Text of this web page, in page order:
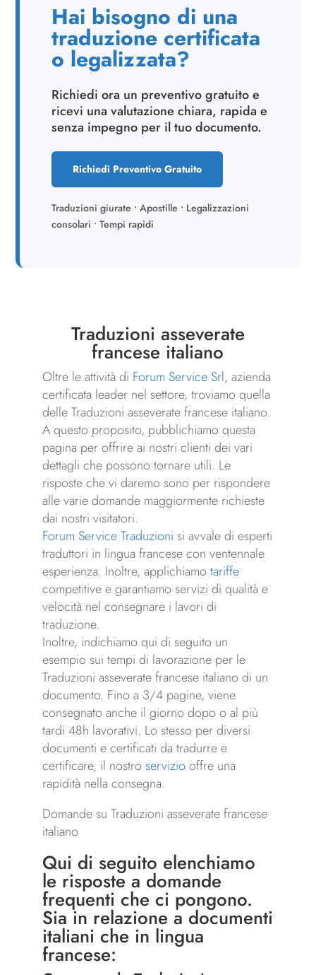
Hai bisogno di una
traduzione certificata
o legalizzata?
Richiedi ora un preventivo gratuito e
ricevi una valutazione chiara, rapida e
senza impegno per il tuo documento.
Richiedi Preventivo Gratuito
Traduzioni giurate • Apostille • Legalizzazioni
consolari • Tempi rapidi
Traduzioni asseverate
francese italiano
Oltre le attività di Forum Service Srl, azienda
certificata leader nel settore, troviamo quella
delle Traduzioni asseverate francese italiano.
A questo proposito, pubblichiamo questa
pagina per offrire ai nostri clienti dei vari
dettagli che possono tornare utili. Le
risposte che vi daremo sono per rispondere
alle varie domande maggiormente richieste
dai nostri visitatori.
Forum Service Traduzioni si avvale di esperti
traduttori in lingua francese con ventennale
esperienza. Inoltre, applichiamotariffe
competitive e garantiamo servizi di qualità e
velocità nel consegnare i lavori di
traduzione.
Inoltre, indichiamo qui di seguito un
esempio sui tempi di lavorazione per le
Traduzioni asseverate francese italiano di un
documento. Fino a 3/4 pagine, viene
consegnato anche il giorno dopo o al più
tardi 48h lavorativi. Lo stesso per diversi
documenti e certificati da tradurre e
certificare, il nostroserviziooffre una
rapidità nella consegna.
Domande su Traduzioni asseverate francese
italiano
Qui di seguito elenchiamo
le risposte a domande
frequenti che ci pongono.
Sia in relazione a documenti
italiani che in lingua
francese: